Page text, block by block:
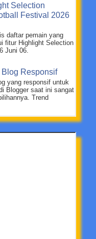
Selection
Festival 2026
daftar pemain yang
fitur Highlight Selection
Juni 06.
Blog Responsif
yang responsif untuk
Blogger saat ini sangat
Trend